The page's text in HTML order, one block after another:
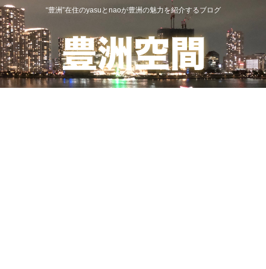
“豊洲”在住のyasuとnaoが豊洲の魅力を紹介するブログ